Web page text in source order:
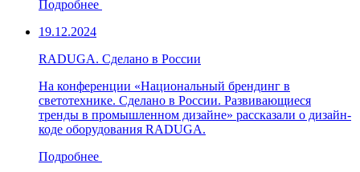
Подробнее
19.12.2024
RADUGA. Сделано в России
На конференции «Национальный брендинг в
светотехнике. Сделано в России. Развивающиеся
тренды в промышленном дизайне» рассказали о дизайн-
коде оборудования RADUGA.
Подробнее